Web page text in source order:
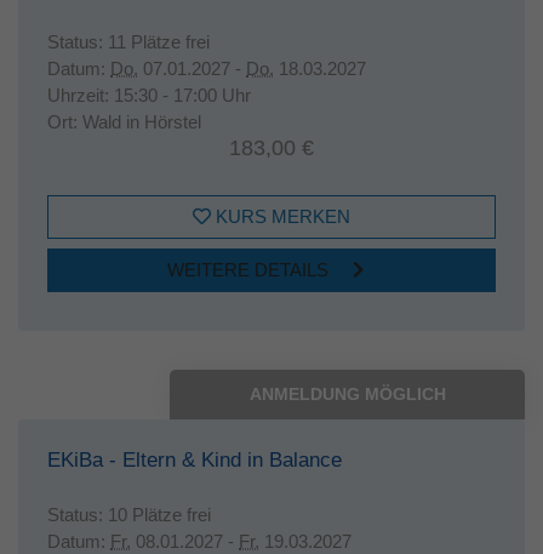
Status: 11 Plätze frei
Datum: Do. 07.01.2027 - Do. 18.03.2027
Uhrzeit: 15:30 - 17:00 Uhr
Ort: Wald in Hörstel
183,00 €
KURS MERKEN
WEITERE DETAILS
ANMELDUNG MÖGLICH
EKiBa - Eltern & Kind in Balance
Status: 10 Plätze frei
Datum: Fr. 08.01.2027 - Fr. 19.03.2027